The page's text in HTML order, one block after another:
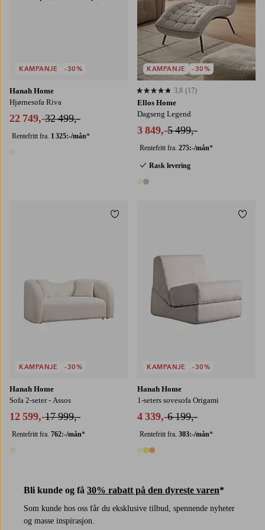
Hanah Home
Hjørnesofa Riva
22 749,-32 499,-
Rentefritt fra. 1 325:-/mån*
KAMPANJE -30%
Ellos Home
Dagseng Legend
3 849,-5 499,-
Rentefritt fra. 275:-/mån*
Rask levering
2 farger
3,8 basert på 17 karaktergivninger
3,8 (17)
KAMPANJE -30%
Hanah Home
Sofa 2-seter - Assos
12 599,-17 999,-
Rentefritt fra. 762:-/mån*
KAMPANJE -30%
Legg til favoritter
Bli kunde og få 30% rabatt på den dyreste varen*
Som kunde hos oss får du eksklusive tilbud, spennende nyheter
og masse inspirasjon.
Hanah Home
1-seters sovesofa Origami
4 339,-6 199,-
Rentefritt fra. 303:-/mån*
3 farger
KAMPANJE -30%